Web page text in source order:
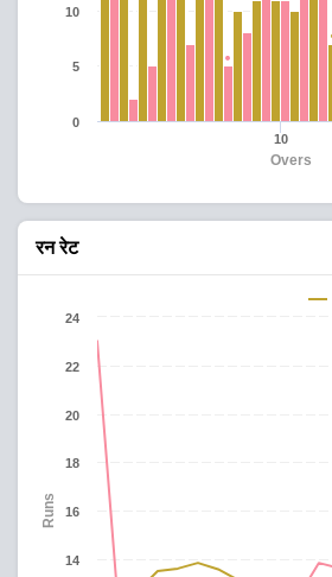
Overs
10
0
5
10
रन रेट
Runs
14
16
18
20
22
24